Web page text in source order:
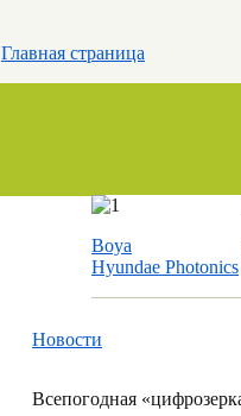
Главная страница
Boya
Hyundae Photonics
Новости
Всепогодная